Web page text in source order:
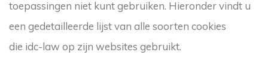
toepassingen niet kunt gebruiken. Hieronder vindt u
een gedetailleerde lijst van alle soorten cookies
die idc-law op zijn websites gebruikt.